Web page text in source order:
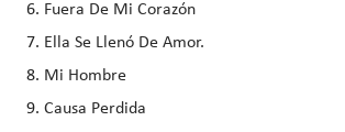
Fuera De Mi Corazón
Ella Se Llenó De Amor.
Mi Hombre
Causa Perdida